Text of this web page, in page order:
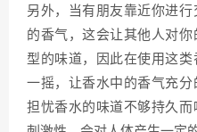
另外，当有朋友靠近你进
的香气，这会让其他人对
型的味道，因此在使用这
一摇，让香水中的香气充
担忧香水的味道不够持久